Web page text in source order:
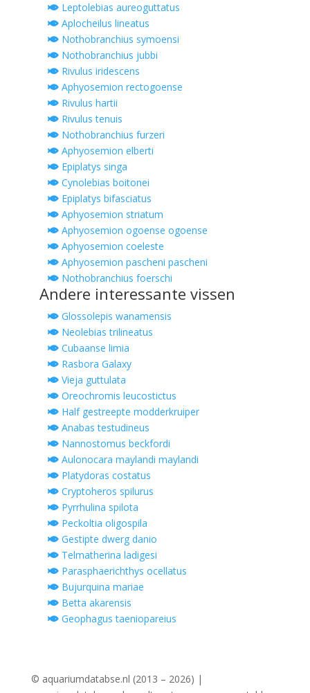
Leptolebias aureoguttatus
Aplocheilus lineatus
Nothobranchius symoensi
Nothobranchius jubbi
Rivulus iridescens
Aphyosemion rectogoense
Rivulus hartii
Rivulus tenuis
Nothobranchius furzeri
Aphyosemion elberti
Epiplatys singa
Cynolebias boitonei
Epiplatys bifasciatus
Aphyosemion striatum
Aphyosemion ogoense ogoense
Aphyosemion coeleste
Aphyosemion pascheni pascheni
Nothobranchius foerschi
Andere interessante vissen
Glossolepis wanamensis
Neolebias trilineatus
Cubaanse limia
Rasbora Galaxy
Vieja guttulata
Oreochromis leucostictus
Half gestreepte modderkruiper
Anabas testudineus
Nannostomus beckfordi
Aulonocara maylandi maylandi
Platydoras costatus
Cryptoheros spilurus
Pyrrhulina spilota
Peckoltia oligospila
Gestipte dwerg danio
Telmatherina ladigesi
Parasphaerichthys ocellatus
Bujurquina mariae
Betta akarensis
Geophagus taeniopareius
© aquariumdatabse.nl (2013 – 2026) |